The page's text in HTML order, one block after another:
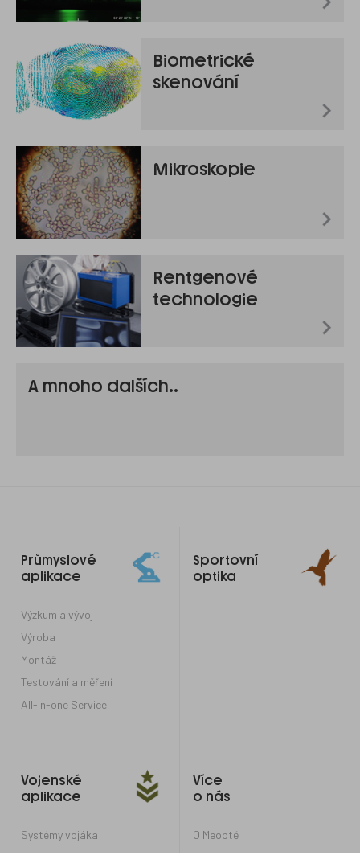
Biometrické
skenování
Mikroskopie
Rentgenové
technologie
A mnoho dalších..
do
Průmyslové
aplikace
Výzkum a vývoj
Výroba
Montáž
Testování a měření
All-in-one Service
Sportovní
optika
Vojenské
aplikace
Systémy vojáka
Více
o nás
O Meoptě